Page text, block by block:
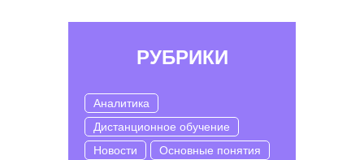
РУБРИКИ
Аналитика
Дистанционное обучение
Новости
Основные понятия